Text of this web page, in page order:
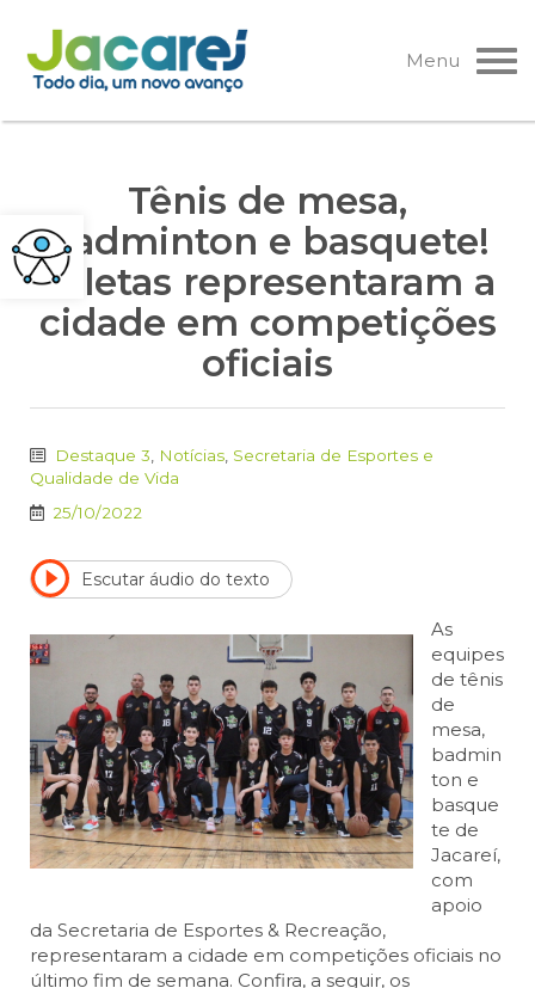
Pular
para
o
Menu
Tênis de mesa,
badminton e basquete!
Atletas representaram a
cidade em competições
oficiais
Destaque 3 Notícias Secretaria de Esportes e
Qualidade de Vida
25/10/2022
Escutar áudio do texto
As
equipes
de tênis
de
mesa,
badmin
ton e
basque
te de
Jacareí,
com
apoio
da Secretaria de Esportes & Recreação,
representaram a cidade em competições oficiais no
último fim de semana. Confira, a seguir, os